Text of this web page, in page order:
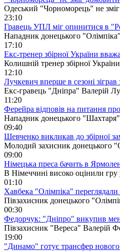
Одеський "Чорноморець" не
23:10
Гравець УПЛ міг опинитися в
Нападник донецького
17:10
Екс-тренер збірної України
Колишній тренер збірної
12:10
Лучкевич вперше в сезоні
Екс-гравець "Дніпра" Валерій
11:20
Ферейра відповів на питання
Нападник донецького "Шахтаря"
09:40
Шевченко викликав до збірної
Молодий захисник донецького
09:00
Німецька преса бачить в
В Німеччині високо оцінили
01:10
Хавбека "Олімпіка" переглядали
Півзахисник донецького
00:30
Федорчук: "Дніпро" викупив
Півзахисник "Вереса" Валерій
19:00
"Динамо" готує трансфер